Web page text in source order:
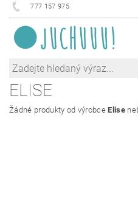
777 157 975
ELISE
Žádné produkty od výrobceElise